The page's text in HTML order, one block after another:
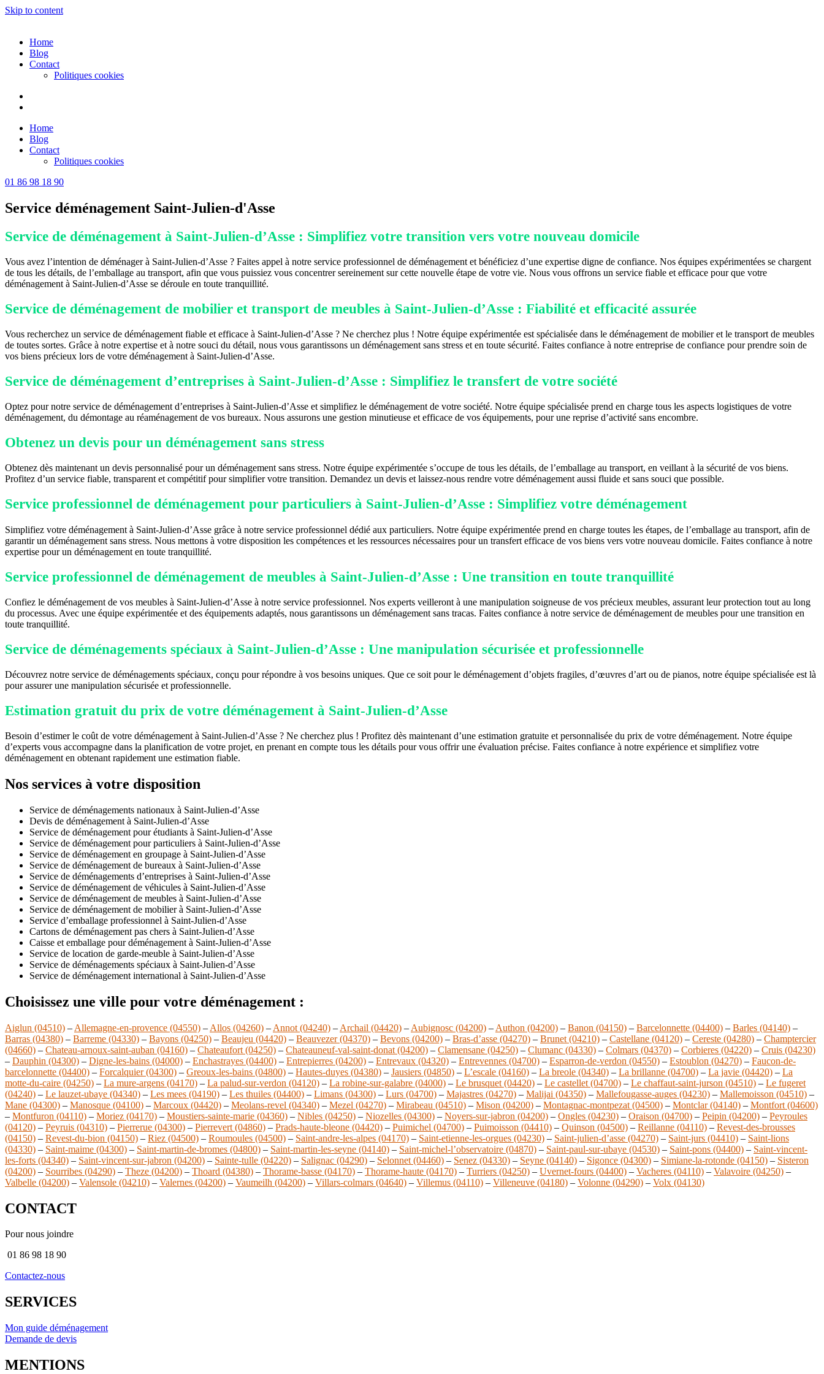
Skip to content
Home
Blog
Contact
Politiques cookies
Home
Blog
Contact
Politiques cookies
01 86 98 18 90
Service déménagement Saint-Julien-d'Asse
Service de déménagement à Saint-Julien-d’Asse : Simplifiez votre transition vers votre nouveau domicile
Vous avez l’intention de déménager à Saint-Julien-d’Asse ? Faites appel à notre service professionnel de déménagement et bénéficiez d’une expertise digne de confiance. Nos équipes expérimentées se chargent
de tous les détails, de l’emballage au transport, afin que vous puissiez vous concentrer sereinement sur cette nouvelle étape de votre vie. Nous vous offrons un service fiable et efficace pour que votre
déménagement à Saint-Julien-d’Asse se déroule en toute tranquillité.
Service de déménagement de mobilier et transport de meubles à Saint-Julien-d’Asse : Fiabilité et efficacité assurée
Vous recherchez un service de déménagement fiable et efficace à Saint-Julien-d’Asse ? Ne cherchez plus ! Notre équipe expérimentée est spécialisée dans le déménagement de mobilier et le transport de meubles
de toutes sortes. Grâce à notre expertise et à notre souci du détail, nous vous garantissons un déménagement sans stress et en toute sécurité. Faites confiance à notre entreprise de confiance pour prendre soin de
vos biens précieux lors de votre déménagement à Saint-Julien-d’Asse.
Service de déménagement d’entreprises à Saint-Julien-d’Asse : Simplifiez le transfert de votre société
Optez pour notre service de déménagement d’entreprises à Saint-Julien-d’Asse et simplifiez le déménagement de votre société. Notre équipe spécialisée prend en charge tous les aspects logistiques de votre
déménagement, du démontage au réaménagement de vos bureaux. Nous assurons une gestion minutieuse et efficace de vos équipements, pour une reprise d’activité sans encombre.
Obtenez un devis pour un déménagement sans stress
Obtenez dès maintenant un devis personnalisé pour un déménagement sans stress. Notre équipe expérimentée s’occupe de tous les détails, de l’emballage au transport, en veillant à la sécurité de vos biens.
Profitez d’un service fiable, transparent et compétitif pour simplifier votre transition. Demandez un devis et laissez-nous rendre votre déménagement aussi fluide et sans souci que possible.
Service professionnel de déménagement pour particuliers à Saint-Julien-d’Asse : Simplifiez votre déménagement
Simplifiez votre déménagement à Saint-Julien-d’Asse grâce à notre service professionnel dédié aux particuliers. Notre équipe expérimentée prend en charge toutes les étapes, de l’emballage au transport, afin de
garantir un déménagement sans stress. Nous mettons à votre disposition les compétences et les ressources nécessaires pour un transfert efficace de vos biens vers votre nouveau domicile. Faites confiance à notre
expertise pour un déménagement en toute tranquillité.
Service professionnel de déménagement de meubles à Saint-Julien-d’Asse : Une transition en toute tranquillité
Confiez le déménagement de vos meubles à Saint-Julien-d’Asse à notre service professionnel. Nos experts veilleront à une manipulation soigneuse de vos précieux meubles, assurant leur protection tout au long
du processus. Avec une équipe expérimentée et des équipements adaptés, nous garantissons un déménagement sans tracas. Faites confiance à notre service de déménagement de meubles pour une transition en
toute tranquillité.
Service de déménagements spéciaux à Saint-Julien-d’Asse : Une manipulation sécurisée et professionnelle
Découvrez notre service de déménagements spéciaux, conçu pour répondre à vos besoins uniques. Que ce soit pour le déménagement d’objets fragiles, d’œuvres d’art ou de pianos, notre équipe spécialisée est là
pour assurer une manipulation sécurisée et professionnelle.
Estimation gratuit du prix de votre déménagement à Saint-Julien-d’Asse
Besoin d’estimer le coût de votre déménagement à Saint-Julien-d’Asse ? Ne cherchez plus ! Profitez dès maintenant d’une estimation gratuite et personnalisée du prix de votre déménagement. Notre équipe
d’experts vous accompagne dans la planification de votre projet, en prenant en compte tous les détails pour vous offrir une évaluation précise. Faites confiance à notre expérience et simplifiez votre
déménagement en obtenant rapidement une estimation fiable.
Nos services à votre disposition
Service de déménagements nationaux à Saint-Julien-d’Asse
Devis de déménagement à Saint-Julien-d’Asse
Service de déménagement pour étudiants à Saint-Julien-d’Asse
Service de déménagement pour particuliers à Saint-Julien-d’Asse
Service de déménagement en groupage à Saint-Julien-d’Asse
Service de déménagement de bureaux à Saint-Julien-d’Asse
Service de déménagements d’entreprises à Saint-Julien-d’Asse
Service de déménagement de véhicules à Saint-Julien-d’Asse
Service de déménagement de meubles à Saint-Julien-d’Asse
Service de déménagement de mobilier à Saint-Julien-d’Asse
Service d’emballage professionnel à Saint-Julien-d’Asse
Cartons de déménagement pas chers à Saint-Julien-d’Asse
Caisse et emballage pour déménagement à Saint-Julien-d’Asse
Service de location de garde-meuble à Saint-Julien-d’Asse
Service de déménagements spéciaux à Saint-Julien-d’Asse
Service de déménagement international à Saint-Julien-d’Asse
Choisissez une ville pour votre déménagement :
Aiglun (04510) – Allemagne-en-provence (04550) – Allos (04260) – Annot (04240) – Archail (04420) – Aubignosc (04200) – Authon (04200) – Banon (04150) – Barcelonnette (04400) – Barles (04140) –
Barras (04380) – Barreme (04330) – Bayons (04250) – Beaujeu (04420) – Beauvezer (04370) – Bevons (04200) – Bras-d’asse (04270) – Brunet (04210) – Castellane (04120) – Cereste (04280) – Champtercier
(04660) – Chateau-arnoux-saint-auban (04160) – Chateaufort (04250) – Chateauneuf-val-saint-donat (04200) – Clamensane (04250) – Clumanc (04330) – Colmars (04370) – Corbieres (04220) – Cruis (04230)
– Dauphin (04300) – Digne-les-bains (04000) – Enchastrayes (04400) – Entrepierres (04200) – Entrevaux (04320) – Entrevennes (04700) – Esparron-de-verdon (04550) – Estoublon (04270) – Faucon-de-
barcelonnette (04400) – Forcalquier (04300) – Greoux-les-bains (04800) – Hautes-duyes (04380) – Jausiers (04850) – L’escale (04160) – La breole (04340) – La brillanne (04700) – La javie (04420) – La
motte-du-caire (04250) – La mure-argens (04170) – La palud-sur-verdon (04120) – La robine-sur-galabre (04000) – Le brusquet (04420) – Le castellet (04700) – Le chaffaut-saint-jurson (04510) – Le fugeret
(04240) – Le lauzet-ubaye (04340) – Les mees (04190) – Les thuiles (04400) – Limans (04300) – Lurs (04700) – Majastres (04270) – Malijai (04350) – Mallefougasse-auges (04230) – Mallemoisson (04510) –
Mane (04300) – Manosque (04100) – Marcoux (04420) – Meolans-revel (04340) – Mezel (04270) – Mirabeau (04510) – Mison (04200) – Montagnac-montpezat (04500) – Montclar (04140) – Montfort (04600)
– Montfuron (04110) – Moriez (04170) – Moustiers-sainte-marie (04360) – Nibles (04250) – Niozelles (04300) – Noyers-sur-jabron (04200) – Ongles (04230) – Oraison (04700) – Peipin (04200) – Peyroules
(04120) – Peyruis (04310) – Pierrerue (04300) – Pierrevert (04860) – Prads-haute-bleone (04420) – Puimichel (04700) – Puimoisson (04410) – Quinson (04500) – Reillanne (04110) – Revest-des-brousses
(04150) – Revest-du-bion (04150) – Riez (04500) – Roumoules (04500) – Saint-andre-les-alpes (04170) – Saint-etienne-les-orgues (04230) – Saint-julien-d’asse (04270) – Saint-jurs (04410) – Saint-lions
(04330) – Saint-maime (04300) – Saint-martin-de-bromes (04800) – Saint-martin-les-seyne (04140) – Saint-michel-l’observatoire (04870) – Saint-paul-sur-ubaye (04530) – Saint-pons (04400) – Saint-vincent-
les-forts (04340) – Saint-vincent-sur-jabron (04200) – Sainte-tulle (04220) – Salignac (04290) – Selonnet (04460) – Senez (04330) – Seyne (04140) – Sigonce (04300) – Simiane-la-rotonde (04150) – Sisteron
(04200) – Sourribes (04290) – Theze (04200) – Thoard (04380) – Thorame-basse (04170) – Thorame-haute (04170) – Turriers (04250) – Uvernet-fours (04400) – Vacheres (04110) – Valavoire (04250) –
Valbelle (04200) – Valensole (04210) – Valernes (04200) – Vaumeilh (04200) – Villars-colmars (04640) – Villemus (04110) – Villeneuve (04180) – Volonne (04290) – Volx (04130)
CONTACT
Pour nous joindre
01 86 98 18 90
Contactez-nous
SERVICES
Mon guide déménagement
Demande de devis
MENTIONS